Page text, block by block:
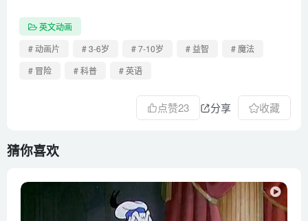
英文动画
# 动画片
# 3-6岁 # 7-10岁 # 益智
# 魔法
# 冒险
# 科普 # 英语
点赞23 分享 收藏
猜你喜欢